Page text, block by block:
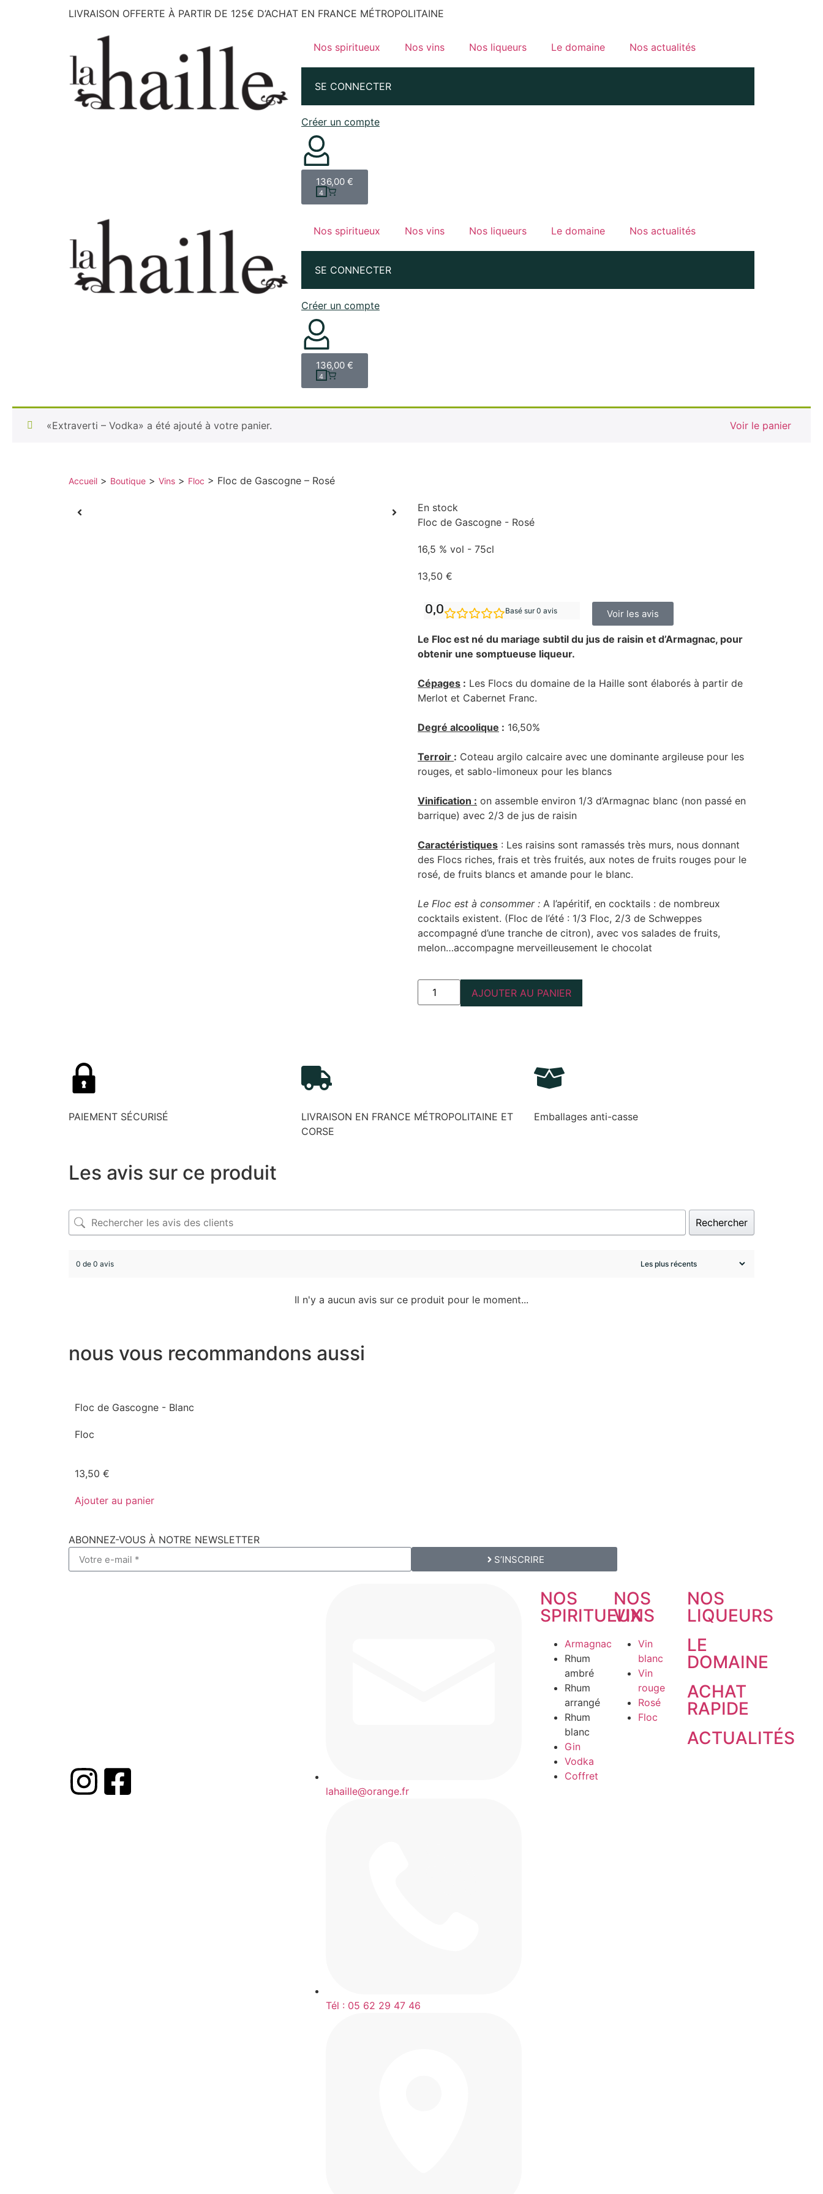
LIVRAISON OFFERTE À PARTIR DE 125€ D’ACHAT EN FRANCE MÉTROPOLITAINE
Nos spiritueux Nos vins Nos liqueurs Le domaine Nos actualités
SE CONNECTER
Créer un compte
136,00 €
4
Nos spiritueux Nos vins Nos liqueurs Le domaine Nos actualités
SE CONNECTER
Créer un compte
136,00 €
4
«Extraverti – Vodka» a été ajouté à votre panier. Voir le panier
Accueil > Boutique > Vins > Floc > Floc de Gascogne – Rosé
En stock
Floc de Gascogne - Rosé
16,5 % vol - 75cl
13,50 €
0,0 Basé sur 0 avis Voir les avis
Le Floc est né du mariage subtil du jus de raisin et d’Armagnac, pour
obtenir une somptueuse liqueur.
Cépages : Les Flocs du domaine de la Haille sont élaborés à partir de
Merlot et Cabernet Franc.
Degré alcoolique : 16,50%
Terroir : Coteau argilo calcaire avec une dominante argileuse pour les
rouges, et sablo-limoneux pour les blancs
Vinification : on assemble environ 1/3 d’Armagnac blanc (non passé en
barrique) avec 2/3 de jus de raisin
Caractéristiques : Les raisins sont ramassés très murs, nous donnant
des Flocs riches, frais et très fruités, aux notes de fruits rouges pour le
rosé, de fruits blancs et amande pour le blanc.
Le Floc est à consommer : A l’apéritif, en cocktails : de nombreux
cocktails existent. (Floc de l’été : 1/3 Floc, 2/3 de Schweppes
accompagné d’une tranche de citron), avec vos salades de fruits,
melon…accompagne merveilleusement le chocolat
AJOUTER AU PANIER
PAIEMENT SÉCURISÉ
LIVRAISON EN FRANCE MÉTROPOLITAINE ET
CORSE
Emballages anti-casse
Les avis sur ce produit
Rechercher
0 de 0 avis
Il n'y a aucun avis sur ce produit pour le moment...
nous vous recommandons aussi
Floc de Gascogne - Blanc
Floc
13,50 €
Ajouter au panier
ABONNEZ-VOUS À NOTRE NEWSLETTER
S’INSCRIRE
lahaille@orange.fr
Tél : 05 62 29 47 46
NOS
SPIRITUEUX
Armagnac
Rhum
ambré
Rhum
arrangé
Rhum
blanc
Gin
Vodka
Coffret
NOS
VINS
Vin
blanc
Vin
rouge
Rosé
Floc
NOS
LIQUEURS
LE
DOMAINE
ACHAT
RAPIDE
ACTUALITÉS